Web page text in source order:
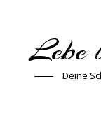
Lebe
Deine